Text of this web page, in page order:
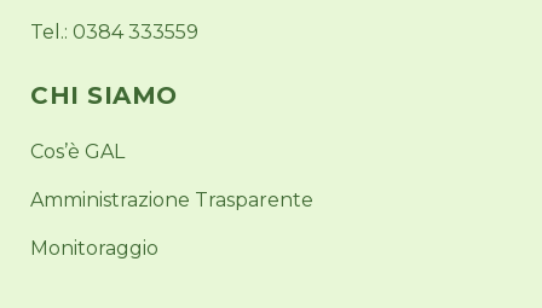
Tel.: 0384 333559
CHI SIAMO
Cos’è GAL
Amministrazione Trasparente
Monitoraggio